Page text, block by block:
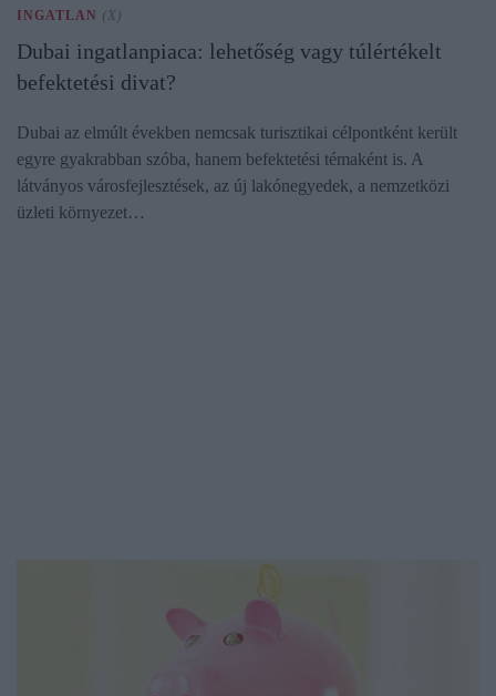
INGATLAN (X)
Dubai ingatlanpiaca: lehetőség vagy túlértékelt
befektetési divat?
Dubai az elmúlt években nemcsak turisztikai célpontként került
egyre gyakrabban szóba, hanem befektetési témaként is. A
látványos városfejlesztések, az új lakónegyedek, a nemzetközi
üzleti környezet…